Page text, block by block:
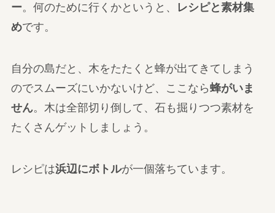
ー。何のために行くかというと、
レシピと素材集
めです。
自分の島だと、木をたたくと蜂が出てきてしまう
のでスムーズにいかないけど、ここなら蜂がいま
せん。木は全部切り倒して、石も掘りつつ素材を
たくさんゲットしましょう。
レシピは浜辺にボトルが一個落ちています。